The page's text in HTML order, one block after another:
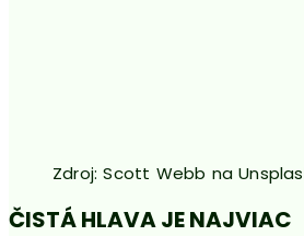
Zdroj: Scott Webb na
ČISTÁ HLAVA JE NAJVIAC